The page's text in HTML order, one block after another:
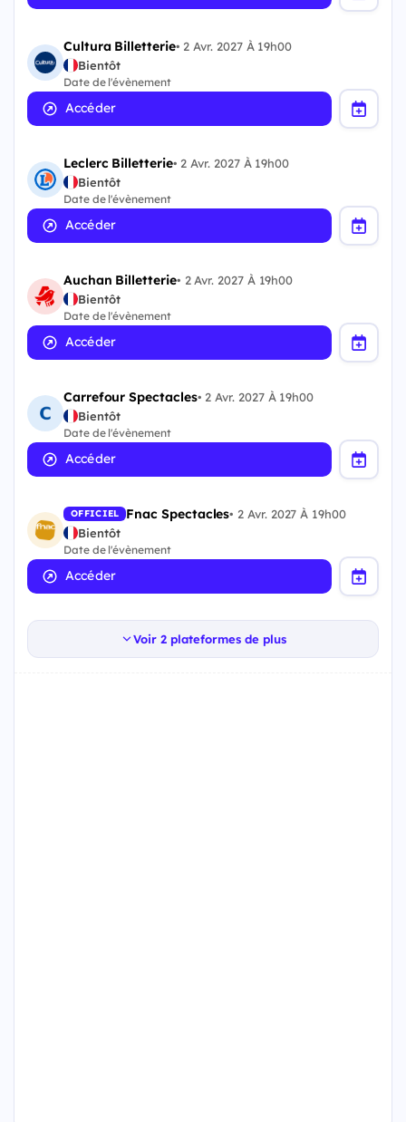
Cultura Billetterie• 2 Avr. 2027 À 19h00
Bientôt
Date de l'évènement
Accéder
Leclerc Billetterie• 2 Avr. 2027 À 19h00
Bientôt
Date de l'évènement
Accéder
Auchan Billetterie• 2 Avr. 2027 À 19h00
Bientôt
Date de l'évènement
Accéder
Carrefour Spectacles• 2 Avr. 2027 À 19h00
Bientôt
Date de l'évènement
Accéder
OFFICIEL Fnac Spectacles• 2 Avr. 2027 À 19h00
Bientôt
Date de l'évènement
Accéder
Voir 2 plateformes de plus